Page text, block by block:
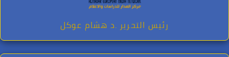
رئيس التحرير .د هشام عوكل